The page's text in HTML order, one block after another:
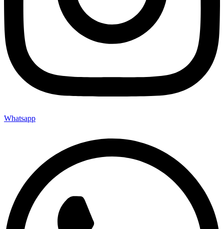
Whatsapp